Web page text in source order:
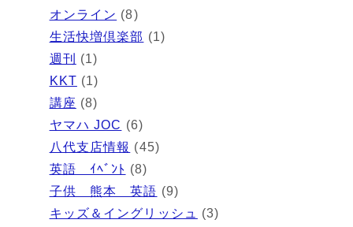
オンライン (8)
生活快増倶楽部 (1)
週刊
(1)
KKT (1)
講座 (8)
ヤマハ JOC (6)
八代支店情報 (45)
英語 ｲﾍﾞﾝﾄ (8)
子供 熊本 英語 (9)
キッズ＆イングリッシュ
(3)